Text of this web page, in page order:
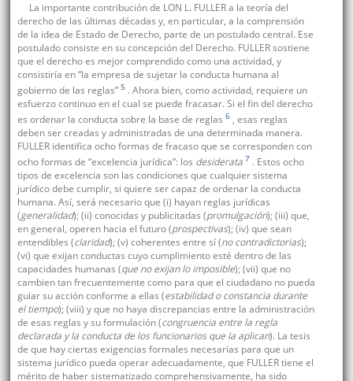
La importante contribución de LON L. FULLER a la teoría del
derecho de las últimas décadas y, en particular, a la comprensión
de la idea de Estado de Derecho, parte de un postulado central. Ese
postulado consiste en su concepción del Derecho. FULLER sostiene
que el derecho es mejor comprendido como una actividad, y
consistiría en “la empresa de sujetar la conducta humana al
gobierno de las reglas” 5 . Ahora bien, como actividad, requiere un
esfuerzo continuo en el cual se puede fracasar. Si el fin del derecho
es ordenar la conducta sobre la base de reglas 6 , esas reglas
deben ser creadas y administradas de una determinada manera.
FULLER identifica ocho formas de fracaso que se corresponden con
ocho formas de “excelencia jurídica”: los desiderata 7 . Estos ocho
tipos de excelencia son las condiciones que cualquier sistema
jurídico debe cumplir, si quiere ser capaz de ordenar la conducta
humana. Así, será necesario que (i) hayan reglas jurídicas
(generalidad); (ii) conocidas y publicitadas (promulgación); (iii) que,
en general, operen hacia el futuro (prospectivas); (iv) que sean
entendibles (claridad); (v) coherentes entre sí (no contradictorias);
(vi) que exijan conductas cuyo cumplimiento esté dentro de las
capacidades humanas (que no exijan lo imposible); (vii) que no
cambien tan frecuentemente como para que el ciudadano no pueda
guiar su acción conforme a ellas (estabilidad o constancia durante
el tiempo); (viii) y que no haya discrepancias entre la administración
de esas reglas y su formulación (congruencia entre la regla
declarada y la conducta de los funcionarios que la aplican). La tesis
de que hay ciertas exigencias formales necesarias para que un
sistema jurídico pueda operar adecuadamente, que FULLER tiene el
mérito de haber sistematizado comprehensivamente, ha sido